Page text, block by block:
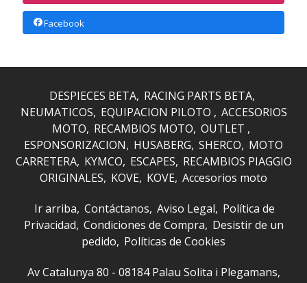
Facebook
DESPIECES BETA RACING PARTS BETA
NEUMATICOS EQUIPACION PILOTO
ACCESORIOS
MOTO RECAMBIOS MOTO OUTLET
ESPONSORIZACION
HUSABERG SHERCO MOTO
CARRETERA KYMCO ESCAPES RECAMBIOS PIAGGIO
ORIGINALES KOVE KOVE Accesorios moto
Ir arriba Contáctanos Aviso Legal Política de
Privacidad Condiciones de Compra Desistir de un
pedido Políticas de Cookies
Av Catalunya 80 - 08184 Palau Solita i Plegamans,